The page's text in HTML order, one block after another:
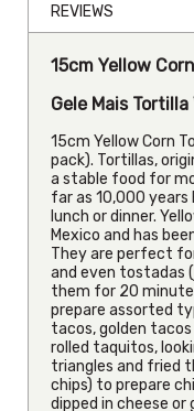
REVIEWS
15cm Yellow
Gele Mais
15cm Yellow Corn
pack). Tortillas,
a stable food for
far as 10,000 years
lunch or dinner.
Mexico and has
They are perfect
and even tostadas
them for 20
prepare assorted
tacos, golden
rolled taquitos,
triangles and fried
chips) to prepare
dipped in cheese